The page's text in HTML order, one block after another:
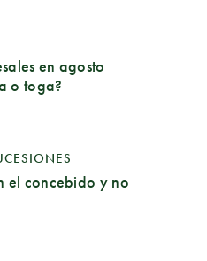
en agosto
o toga?
el concebido y no